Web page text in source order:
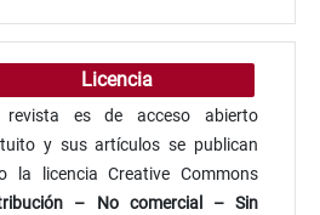
Licencia
revista es de acceso abierto
y sus artículos se publican
la licencia Creative Commons
– No comercial – Sin